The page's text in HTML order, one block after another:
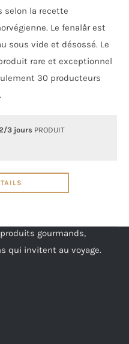
selon la recette
Le fenalår est
sous vide et désossé. Le
rare et exceptionnel
30 producteurs
3 jours PRODUIT
gourmands,
qui invitent au voyage.